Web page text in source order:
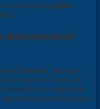
в туфли
високосный
на Святки , так как
счастье. Также по
в животное
нечистой силы.